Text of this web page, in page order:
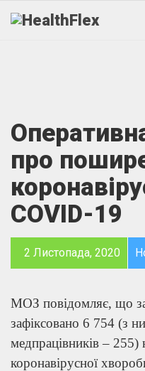
про
COVID-19
2 Листопада, 2020
МОЗ повідомляє, що
зафіксовано 6 754 (з
медпрацівників – 255)
коронавірусної